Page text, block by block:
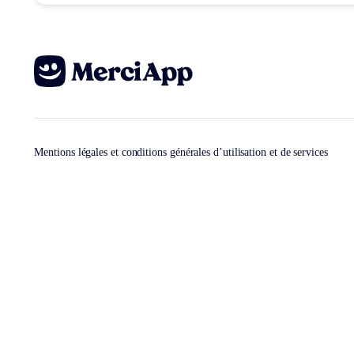
Mentions légales et conditions générales d’utilisation et de services